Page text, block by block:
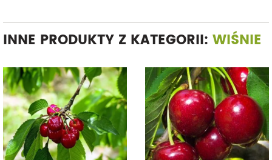
INNE PRODUKTY Z KATEGORII: WIŚNIE